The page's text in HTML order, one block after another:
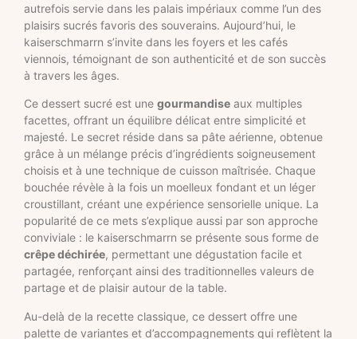
autrefois servie dans les palais impériaux comme l’un des
plaisirs sucrés favoris des souverains. Aujourd’hui, le
kaiserschmarrn s’invite dans les foyers et les cafés
viennois, témoignant de son authenticité et de son succès
à travers les âges.
Ce dessert sucré est une gourmandise aux multiples
facettes, offrant un équilibre délicat entre simplicité et
majesté. Le secret réside dans sa pâte aérienne, obtenue
grâce à un mélange précis d’ingrédients soigneusement
choisis et à une technique de cuisson maîtrisée. Chaque
bouchée révèle à la fois un moelleux fondant et un léger
croustillant, créant une expérience sensorielle unique. La
popularité de ce mets s’explique aussi par son approche
conviviale : le kaiserschmarrn se présente sous forme de
crêpe déchirée, permettant une dégustation facile et
partagée, renforçant ainsi des traditionnelles valeurs de
partage et de plaisir autour de la table.
Au-delà de la recette classique, ce dessert offre une
palette de variantes et d’accompagnements qui reflètent la